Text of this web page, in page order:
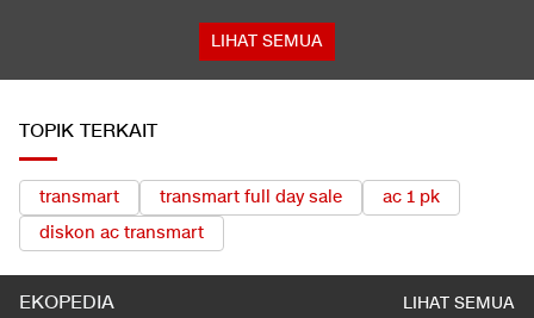
LIHAT SEMUA
TOPIK TERKAIT
transmart transmart full day sale
ac 1 pk
diskon ac transmart
EKOPEDIA LIHAT SEMUA